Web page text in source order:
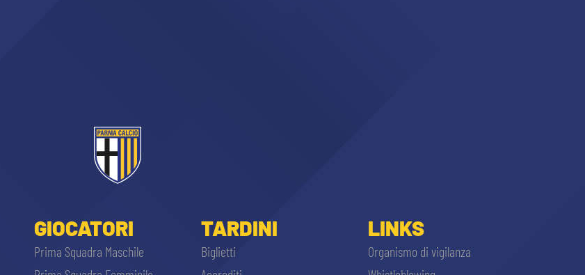
GIOCATORI
Prima Squadra Maschile
TARDINI
Biglietti
LINKS
Organismo di vigilanza